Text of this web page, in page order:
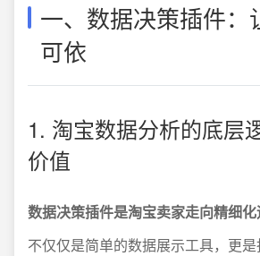
一、数据决策插件：
可依
1. 淘宝数据分析的底层
价值
数据决策插件是淘宝卖家走向精细化
不仅仅是简单的数据展示工具，更